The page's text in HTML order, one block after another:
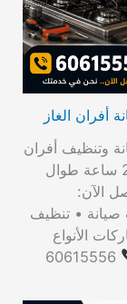
24 ساعة | صيانة وتنظيف أفران
خدمة 24 ساعة طوال
الآن:
صيانة • تنظيف
الماركات الأنواع
60615556